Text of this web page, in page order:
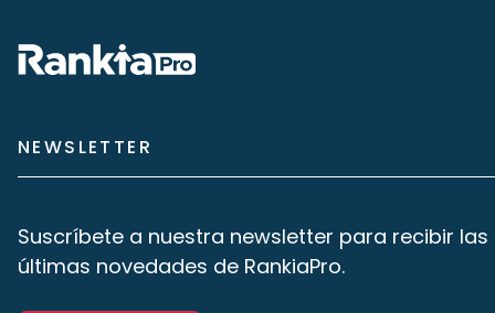
NEWSLETTER
Suscríbete a nuestra newsletter para recibir las
últimas novedades de RankiaPro.